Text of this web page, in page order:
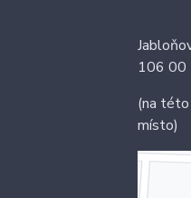
106 00
(na této
místo)